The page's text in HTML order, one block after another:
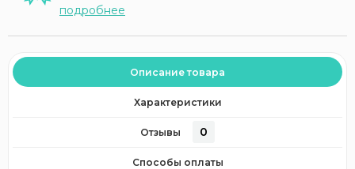
подробнее
Описание товара
Характеристики
Отзывы 0
Способы оплаты